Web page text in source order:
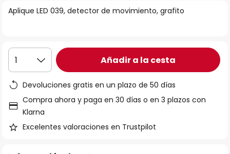
imágenes
Aplique LED 039, detector de movimiento, grafito
1 Añadir a la cesta
Devoluciones gratis en un plazo de 50 días
Compra ahora y paga en 30 días o en 3 plazos con
Klarna
Excelentes valoraciones en Trustpilot